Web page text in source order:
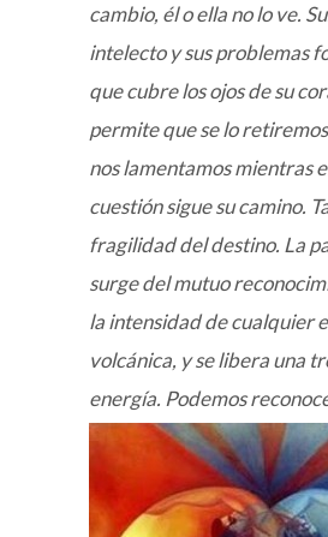
cambio, él o ella no lo ve.
intelecto y sus problemas
que cubre los ojos de su
permite que se lo
nos lamentamos mientras
cuestión sigue su camino.
fragilidad del destino. La
surge del mutuo
la intensidad de cualquier
volcánica, y se libera una
energía. Podemos